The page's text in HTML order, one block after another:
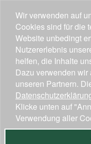
Wir verwenden auf
Cookies sind für die
Website unbedingt
Nutzererlebnis
helfen, die Inhalte
Dazu verwenden
unseren Partnern.
Klicke unten auf
Verwendung aller